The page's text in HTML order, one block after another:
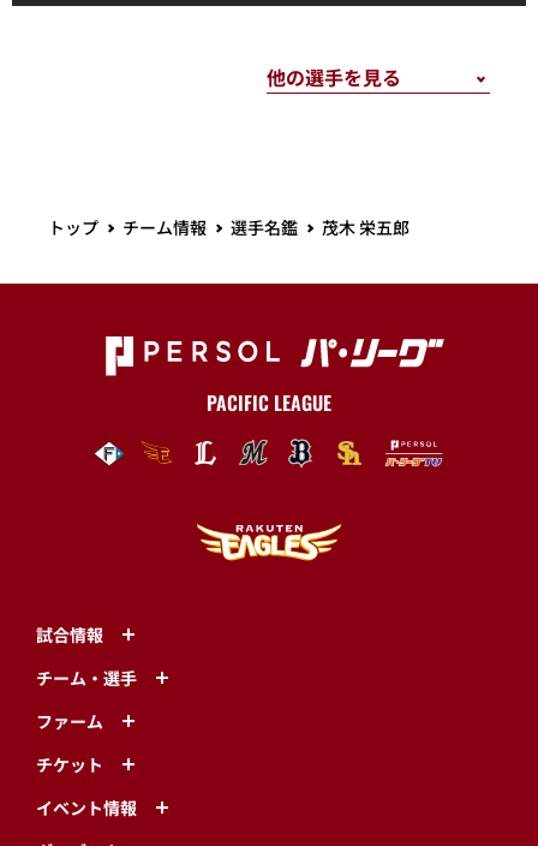
トップ チーム情報 選手名鑑 茂木 栄五郎
PACIFIC LEAGUE
試合情報
チーム・選手
ファーム
チケット
イベント情報